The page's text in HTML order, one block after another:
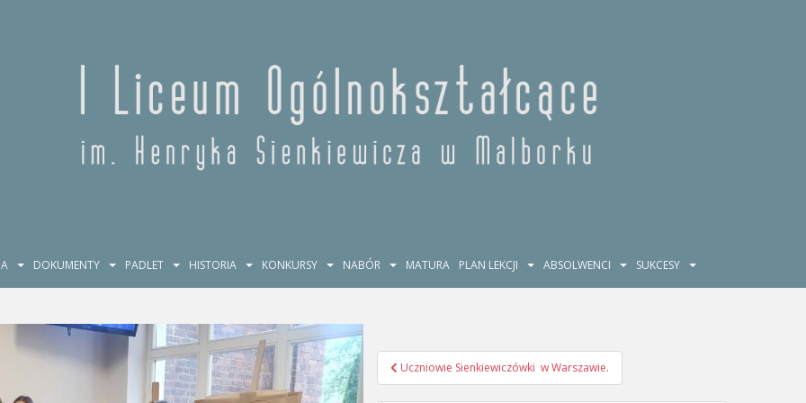
DOKUMENTY PADLET HISTORIA KONKURSY NABÓR MATURA PLAN LEKCJI ABSOLWENCI SUKCESY
Uczniowie Sienkiewiczówki w Warszawie.